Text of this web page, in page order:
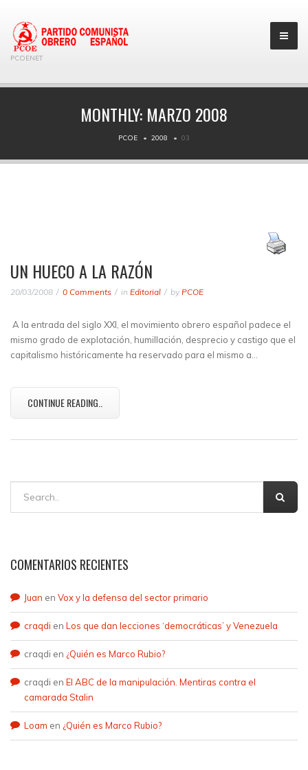
PCOENET
MONTHLY: MARZO 2008
PCOE 2008 03
UN HUECO A LA RAZÓN
20/03/2008 0 Comments in Editorial by PCOE
A la entrada del siglo XXI, el movimiento obrero español padece el
mismo grado de explotación, humillación, desprecio y castigo que el
capitalismo históricamente ha reservado para el mismo a…
CONTINUE READING..
COMENTARIOS RECIENTES
Juan en Vox y la defensa del sector primario
craqdi en Los que dan lecciones ‘democráticas’ y Venezuela
craqdi en ¿Quién es Marco Rubio?
craqdi en El ABC de la manipulación. Mentiras contra el
camarada Stalin
Loam en ¿Quién es Marco Rubio?